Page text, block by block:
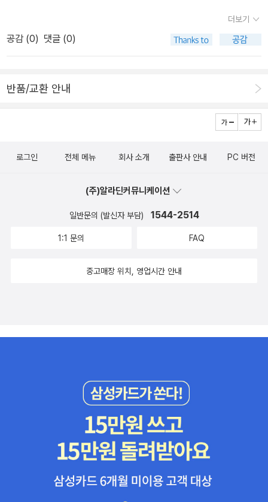
그때는 만원 한 장이 없었을 때였으니까..ㅜ.ㅠ결국 치다가 치다가 힘
들어서 샀지만;;;;;;;;어쨌든 저 위의 리스트 중 단연 나는 1등으로 추천
하고 싶다. 청춘소설 분야 뿐만이 아니라 내가 읽은 소설 전체 중에서
지 이 책을 읽고 싶다.ㅎ2008년인가 7년에 서점 대상을 받은 작품.
기 이야기다. 작가인 사토 타카코의 작품은 이것밖에 본 적 없지만 이
기 이야기. 형을 따라 축구를 시작했던 신지가 고등학교에 들어와 달
누구도 따라갈 수 없을 정도로 압도적이었지만 워낙에 훈련을 싫어하
고 체력이 약하다. 신지가 내세울 만 한 것이라고는 노력, 깡, 그리고
년이 각 권마다 담겨있기 때문이다. 개인 스프린터에서 이어달리기
솔직히 고등학교 3년의 일거수 일투족을 다 본다는 느낌에 지루한 감
는 나의 3년을 바친 무언가가 있었느냐는 것이다. 이렇게 나의 모든
것과 맞바꾸어 한 가지에 몰두할 수 있다는 것도 행복이 아닐까. 모든
것을 버리고 한 가지에 열정을 쏟을 수 있는 것이야 말로 청춘의 증거
지!!!책 판형도 디자인도 예뻐서 소장하고 있는 지금도 히죽히죽 웃음
이 나온다.ㅎ 800-Two rap runners이 작품도 달리기 소설.앞에 소
개한 한 순간 바람이 되어 보다는 좀 무거운 느낌? 아 좀 더 진지하다
고 해야겠다.800m 달리기 선수인 주인공의 고등학교 시절을 그린
신간이 나오면 관심 갖게 되고 읽게 되는 것 같아요. 이 작품들은 때를
놓여 못 읽어는데, 상당히 그 전의 책들하고 다른 분위기를 가지고 있
어요. 차분하다고 해야하나, 정적이 감도는 책들이라고 해야하나. 원
의 이 작품들은 조용함이 싫어서 계속 미적거리고 있는 작품들입니
츠는 싫어하는데, 스포츠 정신을 담은 소설은 좋아해요. <배터리>도
좀 쎄죠. 전권 다 사려면. <기담>도 앉아서 한 두세시간이면 금방 끝
요. 근데 이번에 아쓰코 여사가 책을 냈는데 이게 너무 궁금합니다. <
코 여사와 함께 이번에 작품을 냈지 뭡니까? 아, 끝없이 나오는 신간,
이 이제 책 더이상 안 사겠어, 맘에 불을 지르는군요. 사토 마키코 여
이 있어도. 하핫!그외 읽고 처리해야 할 작품들
더보기
공감 (0) 댓글 (0)
반품/교환 안내
로그인 전체 메뉴 회사 소개 출판사 안내 PC 버전
(주)알라딘커뮤니케이션
일반문의 (발신자 부담) 1544-2514
1:1 문의 FAQ
중고매장 위치, 영업시간 안내